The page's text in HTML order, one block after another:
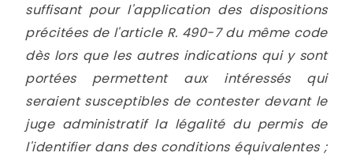
suffisant pour l'application des dispositions
précitées de l'article R. 490-7 du même code
dès lors que les autres indications qui y sont
portées permettent aux intéressés qui
seraient susceptibles de contester devant le
juge administratif la légalité du permis de
l'identifier dans des conditions équivalentes ;